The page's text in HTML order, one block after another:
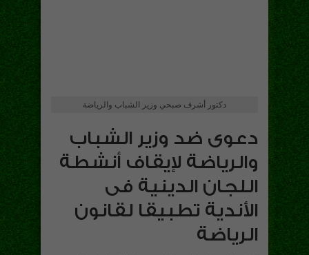
دكتور أشرف صبحي وزير الشباب والرياضة
دعوى ضد وزير الشباب
والرياضة لإيقاف أنشطة
اللجان الدينية فى
الأندية تطبيقا لقانون
الرياضة